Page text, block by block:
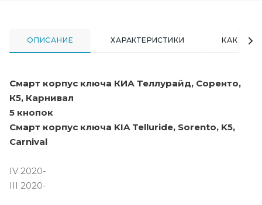
ОПИСАНИЕ ХАРАКТЕРИСТИКИ КАК
Смарт корпус ключа КИА Теллурайд, Соренто,
К5, Карнивал
5 кнопок
Смарт корпус ключа KIA Telluride, Sorento, K5,
Carnival
IV 2020-
III 2020-